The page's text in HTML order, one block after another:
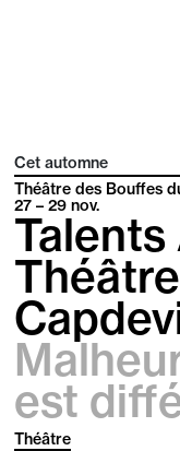
Cet automne
Théâtre des Bouffes
27 – 29nov.
Talents
est
Théâtre